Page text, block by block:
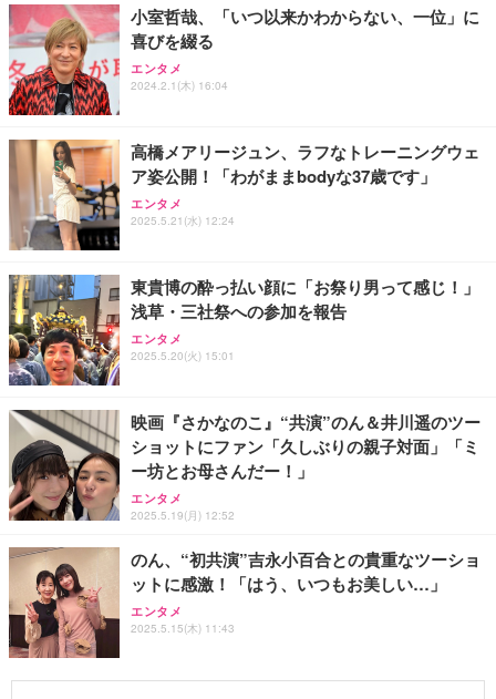
小室哲哉、「いつ以来かわからない、一位」に
喜びを綴る
エンタメ
2024.2.1(木) 16:04
高橋メアリージュン、ラフなトレーニングウェ
ア姿公開！「わがままbodyな37歳です」
エンタメ
2025.5.21(水) 12:24
東貴博の酔っ払い顔に「お祭り男って感じ！」
浅草・三社祭への参加を報告
エンタメ
2025.5.20(火) 15:01
映画『さかなのこ』“共演”のん＆井川遥のツー
ショットにファン「久しぶりの親子対面」「ミ
ー坊とお母さんだー！」
エンタメ
2025.5.19(月) 12:52
のん、“初共演”吉永小百合との貴重なツーショ
ットに感激！「はう、いつもお美しい…」
エンタメ
2025.5.15(木) 11:43